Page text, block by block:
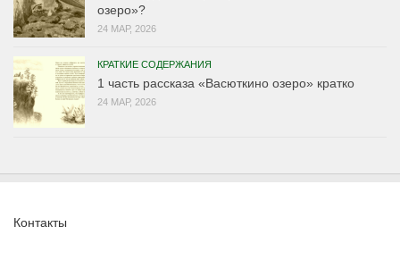
озеро»?
24 МАР, 2026
КРАТКИЕ СОДЕРЖАНИЯ
1 часть рассказа «Васюткино озеро» кратко
24 МАР, 2026
Контакты